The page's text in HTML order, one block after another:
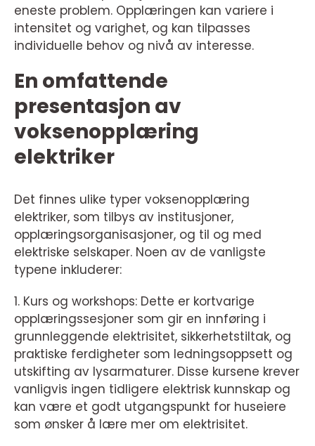
eneste problem. Opplæringen kan variere i
intensitet og varighet, og kan tilpasses
individuelle behov og nivå av interesse.
En omfattende
presentasjon av
voksenopplæring
elektriker
Det finnes ulike typer voksenopplæring
elektriker, som tilbys av institusjoner,
opplæringsorganisasjoner, og til og med
elektriske selskaper. Noen av de vanligste
typene inkluderer:
1. Kurs og workshops: Dette er kortvarige
opplæringssesjoner som gir en innføring i
grunnleggende elektrisitet, sikkerhetstiltak, og
praktiske ferdigheter som ledningsoppsett og
utskifting av lysarmaturer. Disse kursene krever
vanligvis ingen tidligere elektrisk kunnskap og
kan være et godt utgangspunkt for huseiere
som ønsker å lære mer om elektrisitet.